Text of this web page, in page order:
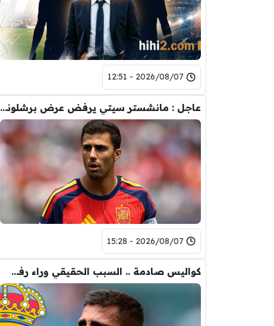
2026/08/07 - 12:51
عاجل : مانشستر سيتي يرفض عرض برشلونة الاول لضم رودري.. ويسخر من قيمته
2026/08/07 - 15:28
كواليس صادمة .. السبب الحقيقي وراء رفض رودري لريال مدريد